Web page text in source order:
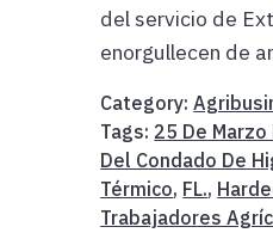
del servicio de
enorgullecen de
Category:
Tags: 25 De
Del Condado De
Térmico, FL.,
Trabajadores